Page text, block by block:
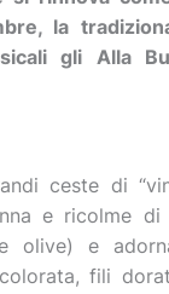
la
gli Alla
ceste di
e ricolme di
olive) e
fili